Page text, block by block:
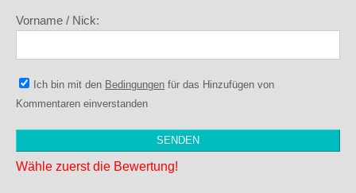
Vorname / Nick:
Ich bin mit den Bedingungen für das Hinzufügen von
Kommentaren einverstanden
Wähle zuerst die Bewertung!